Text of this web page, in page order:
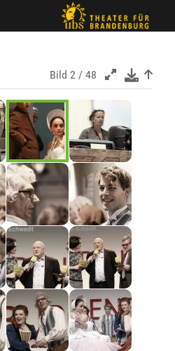
Bild 2 / 48